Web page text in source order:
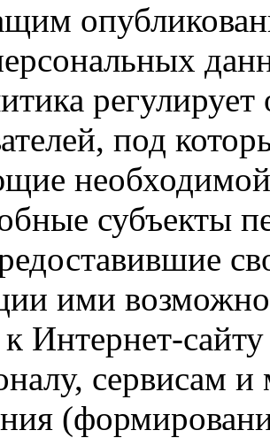
под
субъекты
ими
к Интернет-
сервисам и